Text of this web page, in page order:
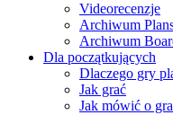
Videorecenzje
Archiwum
Archiwum
Dla początkujących
Dlaczego gry
Jak grać
Jak mówić o